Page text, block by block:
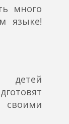
много
языке!
детей
своими